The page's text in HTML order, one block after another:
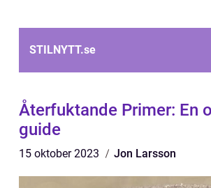
STILNYTT.se
Återfuktande Primer: En
guide
15 oktober 2023 Jon Larsson